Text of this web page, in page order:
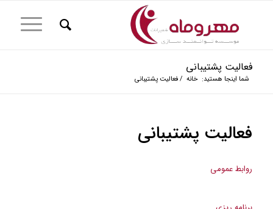
فعالیت پشتیبانی
شما اینجا هستید: خانه / فعالیت پشتیبانی
فعالیت پشتیبانی
روابط عمومی